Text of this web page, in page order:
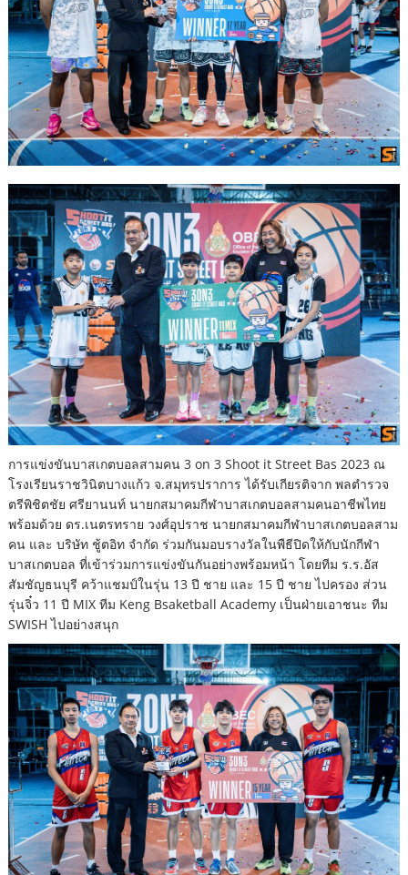
การแข่งขันบาสเกตบอลสามคน 3 on 3 Shoot it Street Bas 2023 ณ
โรงเรียนราชวินิตบางแก้ว จ.สมุทรปราการ ได้รับเกียรติจาก พลตำรวจ
ตรีพิชิตชัย ศรียานนท์ นายกสมาคมกีฬาบาสเกตบอลสามคนอาชีพไทย
พร้อมด้วย ดร.เนตรทราย วงศ์อุปราช นายกสมาคมกีฬาบาสเกตบอลสาม
คน และ บริษัท ชู้ตอิท จำกัด ร่วมกันมอบรางวัลในพืธีปิดให้กับนักกีฬา
บาสเกตบอล ที่เข้าร่วมการแข่งขันกันอย่างพร้อมหน้า โดยทีม ร.ร.อัส
สัมชัญธนบุรี คว้าแชมป์ในรุ่น 13 ปี ชาย และ 15 ปี ชาย ไปครอง ส่วน
รุ่นจิ๋ว 11 ปี MIX ทีม Keng Bsaketball Academy เป็นฝ่ายเอาชนะ ทีม
SWISH ไปอย่างสนุก